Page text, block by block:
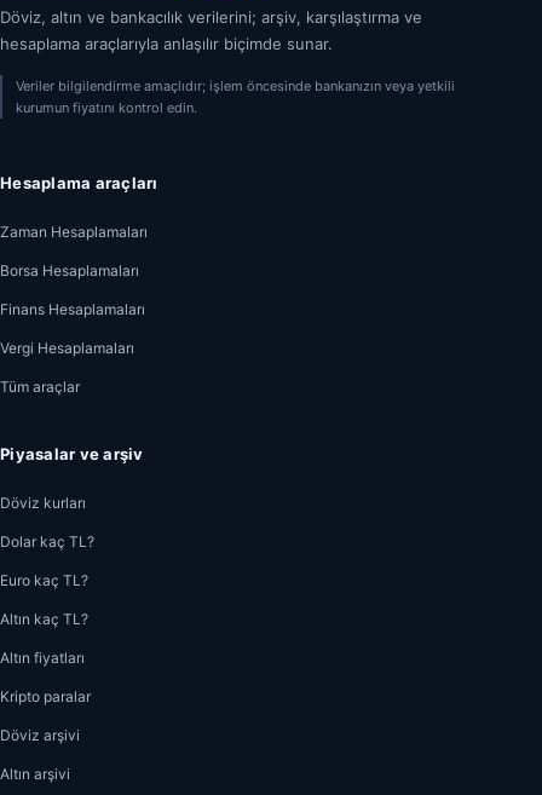
Döviz, altın ve bankacılık verilerini; arşiv, karşılaştırma ve
hesaplama araçlarıyla anlaşılır biçimde sunar.
Veriler bilgilendirme amaçlıdır; işlem öncesinde bankanızın veya yetkili
kurumun fiyatını kontrol edin.
Hesaplama araçları
Zaman Hesaplamaları
Borsa Hesaplamaları
Finans Hesaplamaları
Vergi Hesaplamaları
Tüm araçlar
Piyasalar ve arşiv
Döviz kurları
Dolar kaç TL?
Euro kaç TL?
Altın kaç TL?
Altın fiyatları
Kripto paralar
Döviz arşivi
Altın arşivi